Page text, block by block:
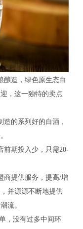
造，绿色原生态白
，这一独特的卖点
的系列好的白酒，
期投入少，只需20-
提供服务，提高/增
并源源不断地提供
流。
没有过多中间环